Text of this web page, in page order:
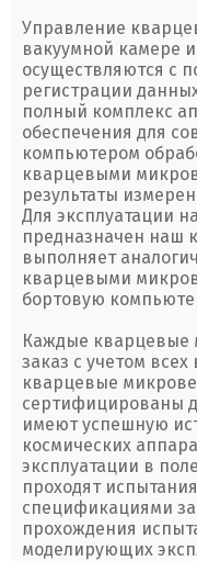
Управление
вакуумной камере
осуществляются с
регистрации
полный комплекс
обеспечения для
компьютером
кварцевыми
результаты
Для эксплуатации
предназначен наш
выполняет
кварцевыми
бортовую
Каждые кварцевые
заказ с учетом
кварцевые
сертифицированы
имеют успешную
космических
эксплуатации в
проходят
спецификациями
прохождения
моделирующих